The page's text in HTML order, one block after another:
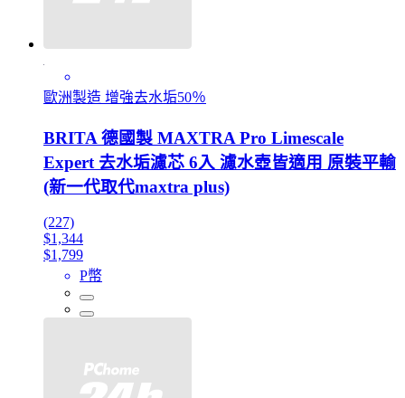
歐洲製造 增強去水垢50％
BRITA 德國製 MAXTRA Pro Limescale
Expert 去水垢濾芯 6入 濾水壺皆適用 原裝平輸
(新一代取代maxtra plus)
(227)
$1,344
$1,799
P幣